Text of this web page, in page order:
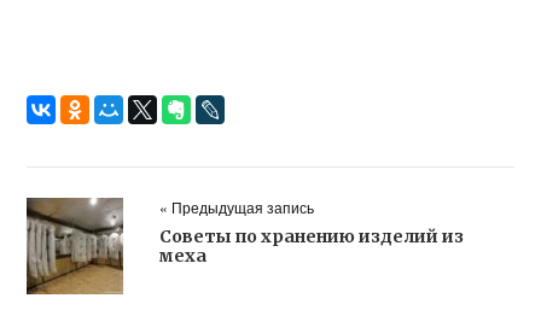
« Предыдущая запись
Советы по хранению изделий из
меха